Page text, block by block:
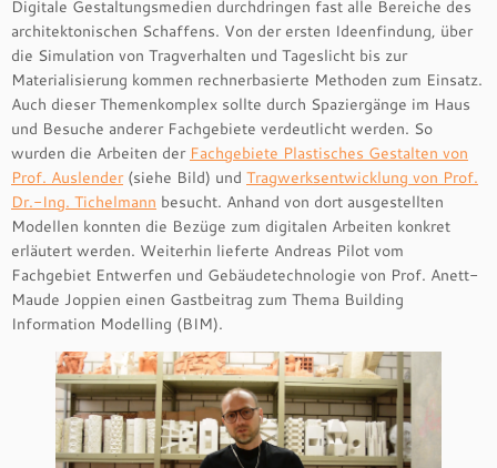
Digitale Gestaltungsmedien durchdringen fast alle Bereiche des
architektonischen Schaffens. Von der ersten Ideenfindung, über
die Simulation von Tragverhalten und Tageslicht bis zur
Materialisierung kommen rechnerbasierte Methoden zum Einsatz.
Auch dieser Themenkomplex sollte durch Spaziergänge im Haus
und Besuche anderer Fachgebiete verdeutlicht werden. So
wurden die Arbeiten der Fachgebiete Plastisches Gestalten von
Prof. Auslender(siehe Bild) und Tragwerksentwicklung von Prof.
Dr.-Ing. Tichelmann besucht. Anhand von dort ausgestellten
Modellen konnten die Bezüge zum digitalen Arbeiten konkret
erläutert werden. Weiterhin lieferte Andreas Pilot vom
Fachgebiet Entwerfen und Gebäudetechnologie von Prof. Anett-
Maude Joppien einen Gastbeitrag zum Thema Building
Information Modelling (BIM).